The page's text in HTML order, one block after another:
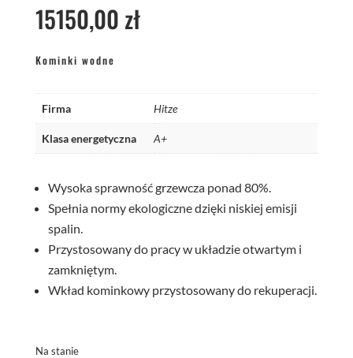
15150,00 zł
Kominki wodne
Firma Hitze
Klasa energetyczna A+
Wysoka sprawność grzewcza ponad 80%.
Spełnia normy ekologiczne dzięki niskiej emisji
spalin.
Przystosowany do pracy w układzie otwartym i
zamkniętym.
Wkład kominkowy przystosowany do rekuperacji.
Na stanie